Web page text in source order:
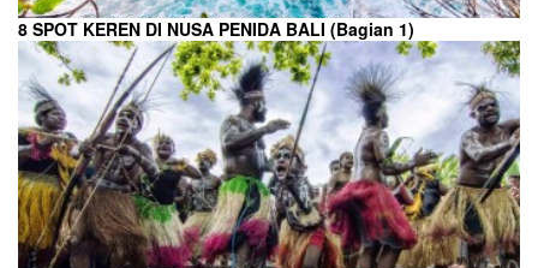
8 SPOT KEREN DI NUSA PENIDA BALI (Bagian 1)